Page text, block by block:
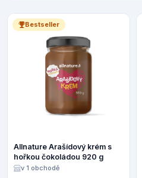
Bestseller
Allnature Arašídový krém s
hořkou čokoládou 920 g
v 1 obchodě